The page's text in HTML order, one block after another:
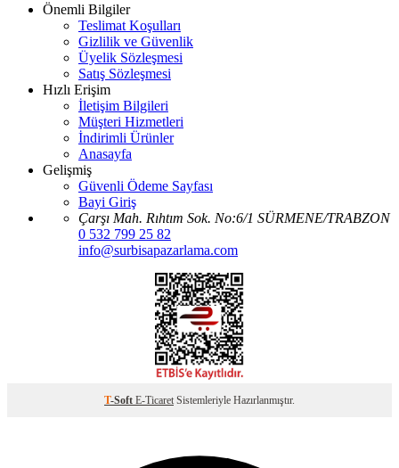
Önemli Bilgiler
Teslimat Koşulları
Gizlilik ve Güvenlik
Üyelik Sözleşmesi
Satış Sözleşmesi
Hızlı Erişim
İletişim Bilgileri
Müşteri Hizmetleri
İndirimli Ürünler
Anasayfa
Gelişmiş
Güvenli Ödeme Sayfası
Bayi Giriş
Çarşı Mah. Rıhtım Sok. No:6/1 SÜRMENE/TRABZON
0 532 799 25 82
info@surbisapazarlama.com
T-Soft E-Ticaret Sistemleriyle Hazırlanmıştır.